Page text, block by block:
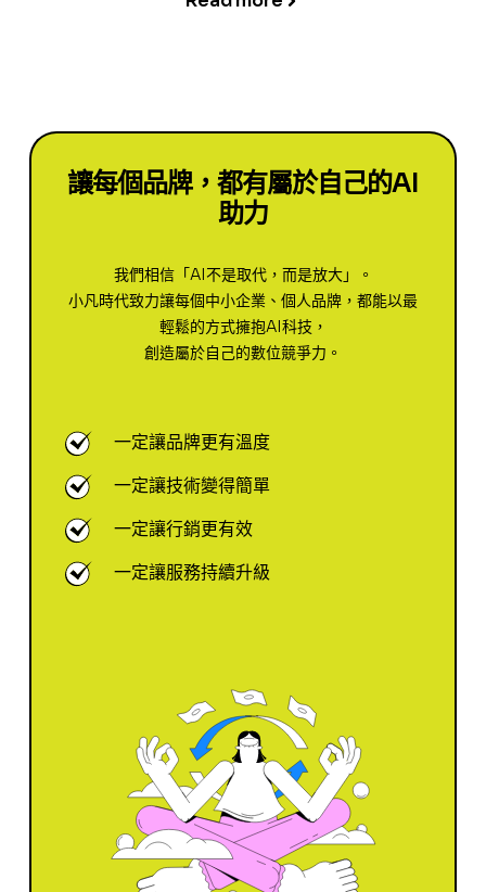
讓每個品牌，都有屬於自己的AI
助力
我們相信「AI不是取代，而是放大」。
小凡時代致力讓每個中小企業、個人品牌，都能以最
輕鬆的方式擁抱AI科技，
創造屬於自己的數位競爭力。
一定讓品牌更有溫度
一定讓技術變得簡單
一定讓行銷更有效
一定讓服務持續升級